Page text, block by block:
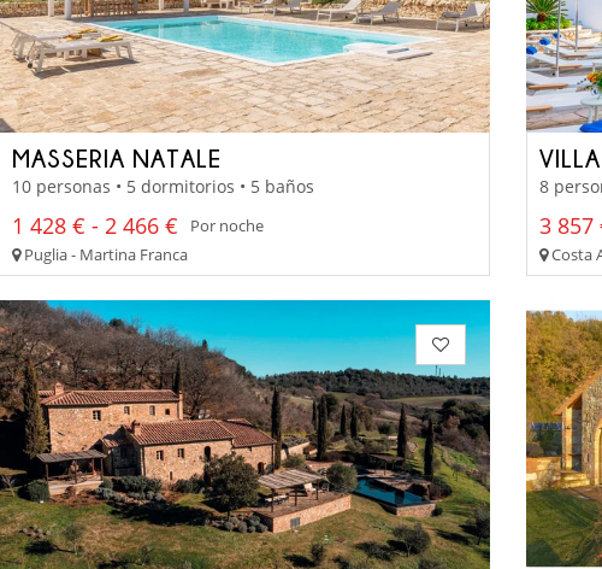
MASSERIA NATALE
10 personas • 5 dormitorios • 5 baños
1 428 € - 2 466 €
Por noche
Puglia - Martina Franca
8
3 857
Costa